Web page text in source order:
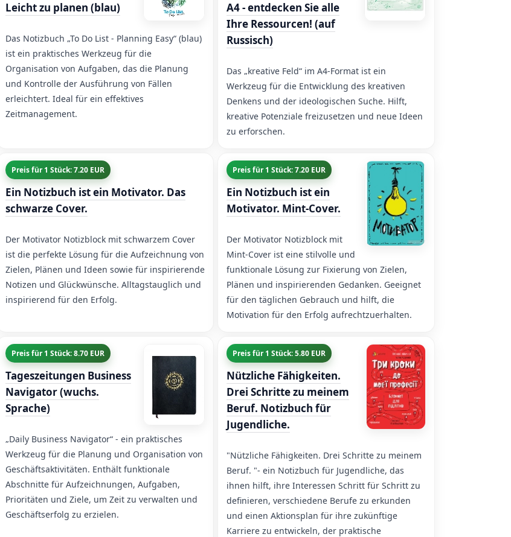
Leicht zu planen (blau)
Das Notizbuch „To Do List - Planning Easy“ (blau)
ist ein praktisches Werkzeug für die
Organisation von Aufgaben, das die Planung
und Kontrolle der Ausführung von Fällen
erleichtert. Ideal für ein effektives
Zeitmanagement.
A4 - entdecken Sie alle
Ihre Ressourcen! (auf
Russisch)
Das „kreative Feld“ im A4-Format ist ein
Werkzeug für die Entwicklung des kreativen
Denkens und der ideologischen Suche. Hilft,
kreative Potenziale freizusetzen und neue Ideen
zu erforschen.
Preis für 1 Stück: 7.20 EUR
Ein Notizbuch ist ein Motivator. Das
schwarze Cover.
Der Motivator Notizblock mit schwarzem Cover
ist die perfekte Lösung für die Aufzeichnung von
Zielen, Plänen und Ideen sowie für inspirierende
Notizen und Glückwünsche. Alltagstauglich und
inspirierend für den Erfolg.
Preis für 1 Stück: 7.20 EUR
Ein Notizbuch ist ein
Motivator. Mint-Cover.
Der Motivator Notizblock mit
Mint-Cover ist eine stilvolle und
funktionale Lösung zur Fixierung von Zielen,
Plänen und inspirierenden Gedanken. Geeignet
für den täglichen Gebrauch und hilft, die
Motivation für den Erfolg aufrechtzuerhalten.
Preis für 1 Stück: 8.70 EUR
Tageszeitungen Business
Navigator (wuchs.
Sprache)
„Daily Business Navigator“ - ein praktisches
Werkzeug für die Planung und Organisation von
Geschäftsaktivitäten. Enthält funktionale
Abschnitte für Aufzeichnungen, Aufgaben,
Prioritäten und Ziele, um Zeit zu verwalten und
Geschäftserfolg zu erzielen.
Preis für 1 Stück: 5.80 EUR
Nützliche Fähigkeiten.
Drei Schritte zu meinem
Beruf. Notizbuch für
Jugendliche.
"Nützliche Fähigkeiten. Drei Schritte zu meinem
Beruf. "- ein Notizbuch für Jugendliche, das
ihnen hilft, ihre Interessen Schritt für Schritt zu
definieren, verschiedene Berufe zu erkunden
und einen Aktionsplan für ihre zukünftige
Karriere zu entwickeln, der praktische